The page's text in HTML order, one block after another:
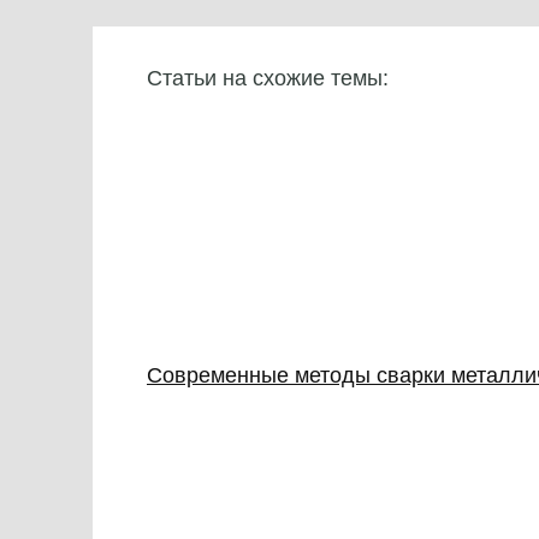
Статьи на схожие темы:
Современные методы сварки